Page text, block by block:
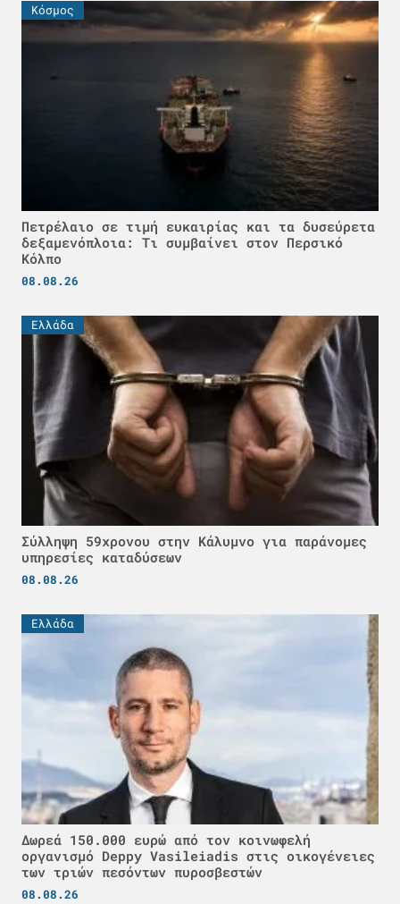
Κόσμος
Πετρέλαιο σε τιμή ευκαιρίας και τα δυσεύρετα
δεξαμενόπλοια: Τι συμβαίνει στον Περσικό
Κόλπο
08.08.26
Ελλάδα
Σύλληψη 59χρονου στην Κάλυμνο για παράνομες
υπηρεσίες καταδύσεων
08.08.26
Ελλάδα
Δωρεά 150.000 ευρώ από τον κοινωφελή
οργανισμό Deppy Vasileiadis στις οικογένειες
των τριών πεσόντων πυροσβεστών
08.08.26